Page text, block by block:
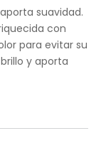
suavidad.
con
para evitar su
y aporta